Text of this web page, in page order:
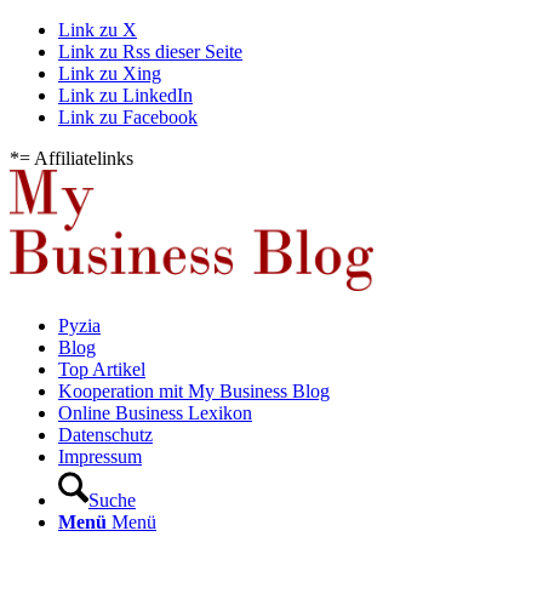
Link zu X
Link zu Rss dieser Seite
Link zu Xing
Link zu LinkedIn
Link zu Facebook
*= Affiliatelinks
Pyzia
Blog
Top Artikel
Kooperation mit My Business Blog
Online Business Lexikon
Datenschutz
Impressum
Suche
Menü Menü